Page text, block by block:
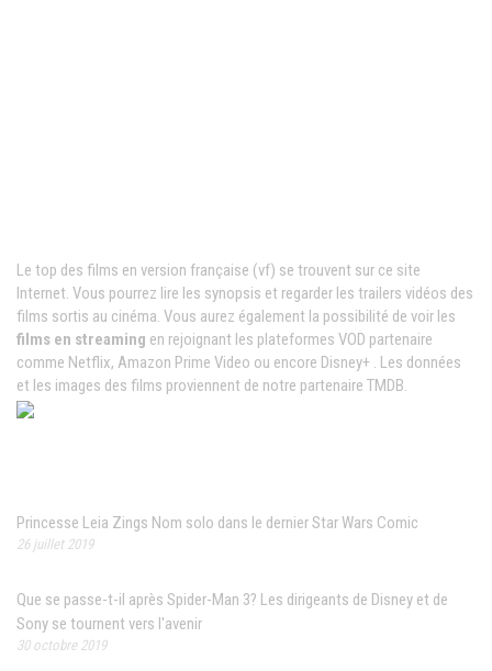
Le top des films en version française (vf) se trouvent sur ce site
Internet. Vous pourrez lire les synopsis et regarder les trailers vidéos des
films sortis au cinéma. Vous aurez également la possibilité de voir les
films en streaming en rejoignant les plateformes VOD partenaire
comme Netflix, Amazon Prime Video ou encore Disney+ . Les données
et les images des films proviennent de notre partenaire TMDB.
Princesse Leia Zings Nom solo dans le dernier Star Wars Comic
26 juillet 2019
Que se passe-t-il après Spider-Man 3? Les dirigeants de Disney et de
Sony se tournent vers l'avenir
30 octobre 2019